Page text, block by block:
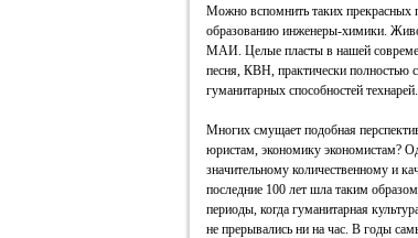
Можно вспомнить таких прекрасных
образованию инженеры-химики.
МАИ. Целые пласты в нашей
песня, КВН, практически полностью
гуманитарных способностей технарей.
Многих смущает подобная
юристам, экономику экономистам?
значительному количественному и
последние 100 лет шла таким
периоды, когда гуманитарная
не прерывались ни на час. В годы